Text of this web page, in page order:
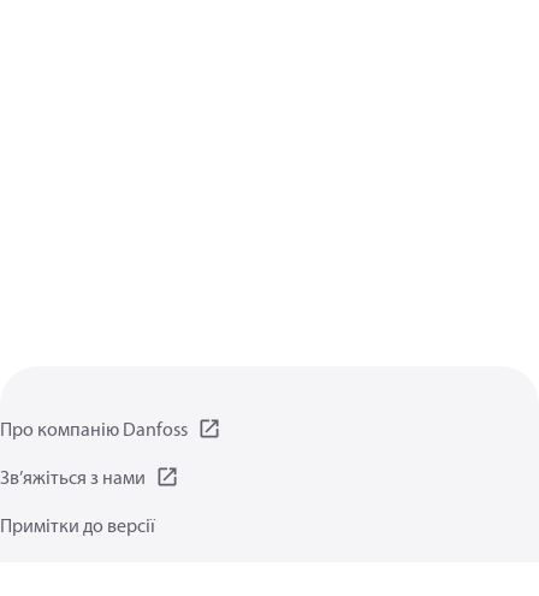
Про компанію Danfoss
Зв’яжіться з нами
Примітки до версії